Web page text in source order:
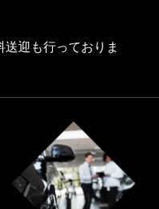
迎も行っておりま